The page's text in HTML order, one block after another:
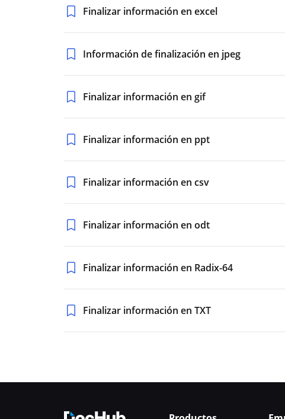
Finalizar información en excel
Información de finalización en jpeg
Finalizar información en gif
Finalizar información en ppt
Finalizar información en csv
Finalizar información en odt
Finalizar información en Radix-64
Finalizar información en TXT